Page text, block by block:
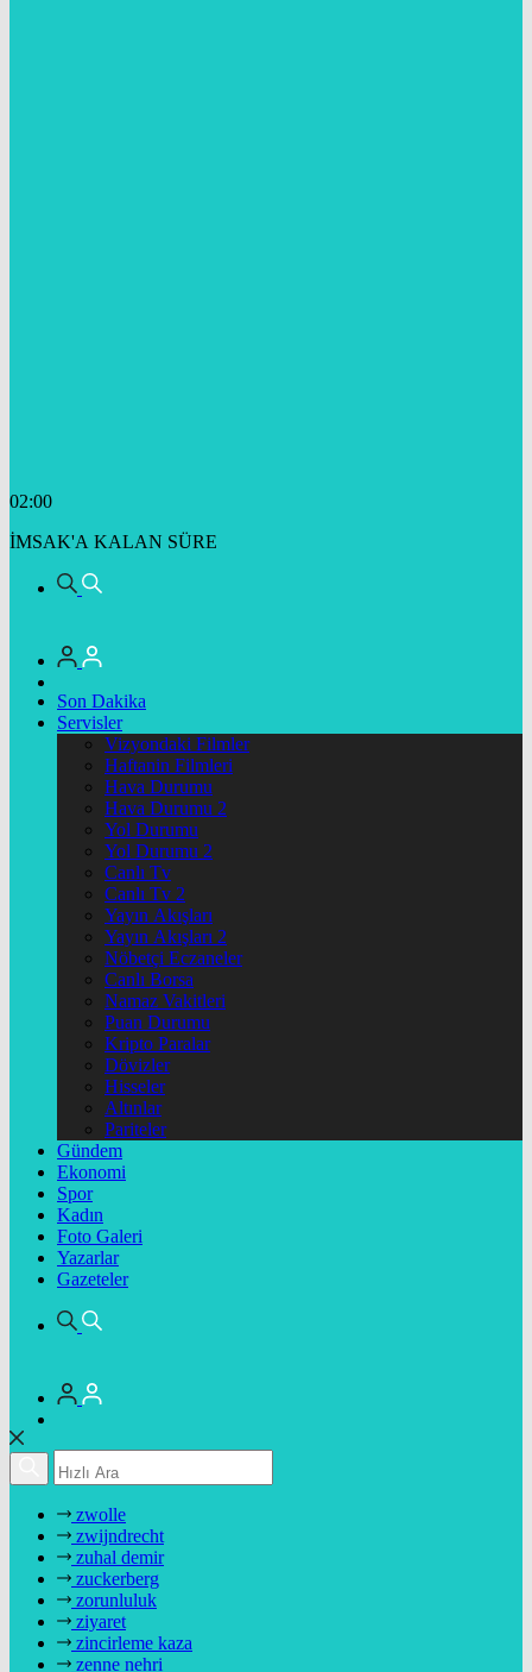
02:00
İMSAK'A KALAN SÜRE
Son Dakika
Servisler
Vizyondaki Filmler
Haftanin Filmleri
Hava Durumu
Hava Durumu 2
Yol Durumu
Yol Durumu 2
Canlı Tv
Canlı Tv 2
Yayın Akışları
Yayın Akışları 2
Nöbetçi Eczaneler
Canlı Borsa
Namaz Vakitleri
Puan Durumu
Kripto Paralar
Dövizler
Hisseler
Altınlar
Pariteler
Gündem
Ekonomi
Spor
Kadın
Foto Galeri
Yazarlar
Gazeteler
zwolle
zwijndrecht
zuhal demir
zuckerberg
zorunluluk
ziyaret
zincirleme kaza
zenne nehri